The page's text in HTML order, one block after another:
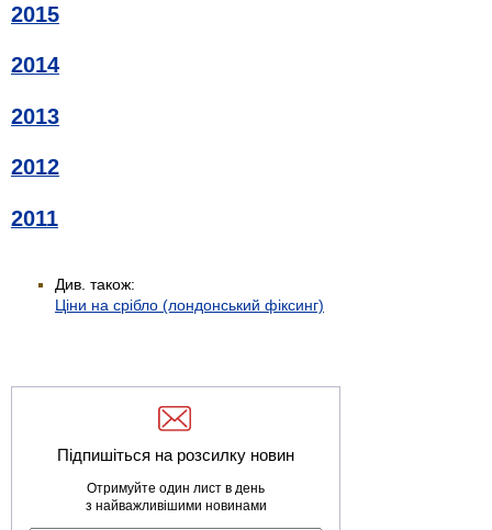
2015
2014
2013
2012
2011
Див. також:
Ціни на срібло (лондонський фіксинг)
Підпишіться на розсилку новин
Отримуйте один лист в день
з найважливішими новинами